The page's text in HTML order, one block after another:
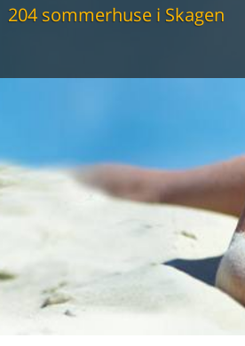
204 sommerhuse i Skagen